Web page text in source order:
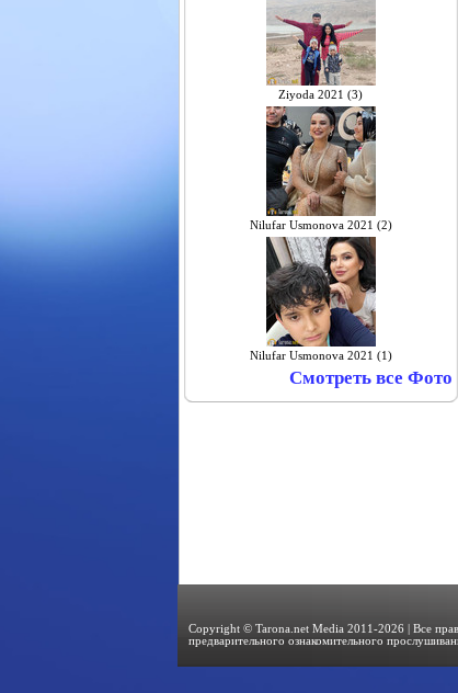
Ziyoda 2021 (3)
Nilufar Usmonova 2021 (2)
Nilufar Usmonova 2021 (1)
Смотреть все Фото
Copyright © Tarona.net Media 2011-2026 | Все
предварительного ознакомительного